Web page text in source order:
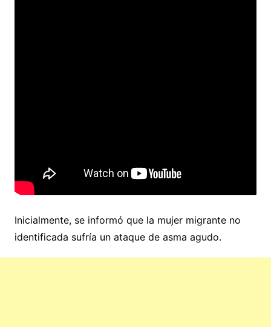
Inicialmente, se informó que la mujer migrante no
identificada sufría un ataque de asma agudo.